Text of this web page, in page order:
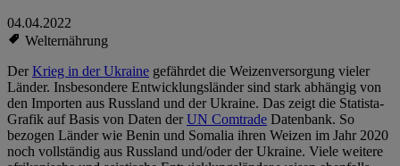
04.04.2022
Welternährung
DerKrieg in der Ukraine gefährdet die Weizenversorgung vieler
Länder. Insbesondere Entwicklungsländer sind stark abhängig von
den Importen aus Russland und der Ukraine. Das zeigt die Statista-
Grafik auf Basis von Daten derUN Comtrade Datenbank. So
bezogen Länder wie Benin und Somalia ihren Weizen im Jahr 2020
noch vollständig aus Russland und/oder der Ukraine. Viele weitere